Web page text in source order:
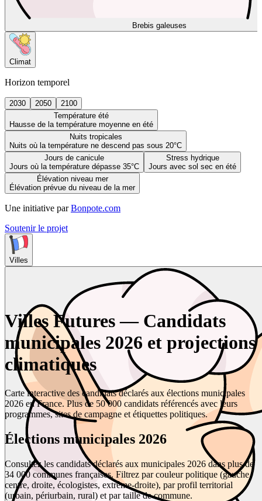
Brebis galeuses
Climat
Horizon temporel
2030 2050
2100
Température été
Hausse de la température moyenne en été
Nuits tropicales
Nuits où la température ne descend pas sous 20°C
Jours de canicule
Jours où la température dépasse 35°C
Stress hydrique
Jours avec sol sec en été
Élévation niveau mer
Élévation prévue du niveau de la mer
Une initiative par Bonpote.com
Soutenir le projet
Villes
Villes Futures — Candidats
municipales 2026 et projections
climatiques
Carte interactive des candidats déclarés aux élections municipales
2026 en France. Plus de 50 000 candidats référencés avec leurs
programmes, sites de campagne et étiquettes politiques.
Élections municipales 2026
Consultez les candidats déclarés aux municipales 2026 dans plus de
34 000 communes françaises. Filtrez par couleur politique (gauche,
centre, droite, écologistes, extrême-droite), par profil territorial
(urbain, périurbain, rural) et par taille de commune.